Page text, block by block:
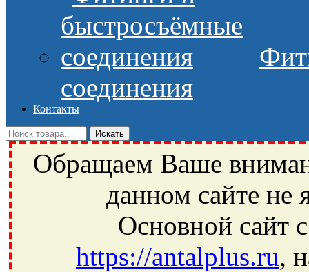
соединения
Контакты
Обращаем Ваше
данном сайте не
Основной сайт
https://antalplus.ru,